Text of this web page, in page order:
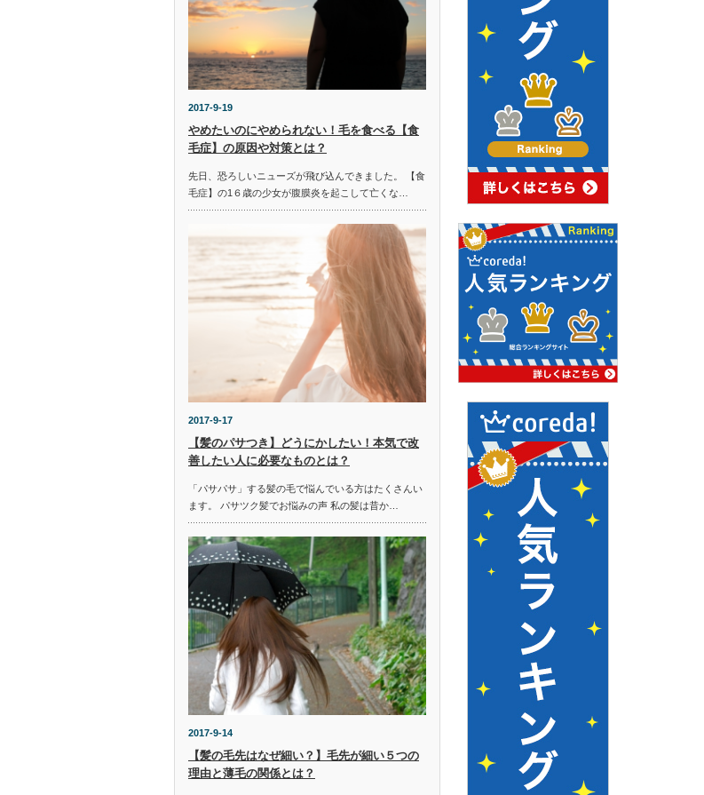
2017-9-19
やめたいのにやめられない！毛を食べる【食
毛症】の原因や対策とは？
先日、恐ろしいニューズが飛び込んできました。 【食
毛症】の1６歳の少女が腹膜炎を起こして亡くな…
2017-9-17
【髪のパサつき】どうにかしたい！本気で改
善したい人に必要なものとは？
「パサパサ」する髪の毛で悩んでいる方はたくさんい
ます。 パサツク髪でお悩みの声 私の髪は昔か…
2017-9-14
【髪の毛先はなぜ細い？】毛先が細い５つの
理由と薄毛の関係とは？